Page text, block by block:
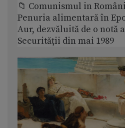
📁 Comunismul in
Penuria alimentară în
Aur, dezvăluită de o notă a
Securității din mai 1989